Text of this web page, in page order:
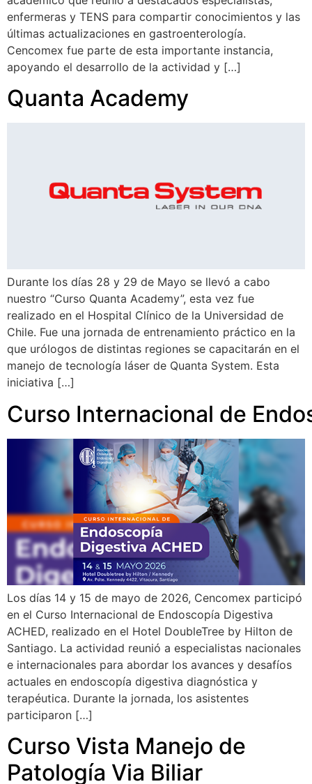
enfermeras y TENS para compartir conocimientos y las
últimas actualizaciones en gastroenterología.
Cencomex fue parte de esta importante instancia,
apoyando el desarrollo de la actividad y […]
Quanta Academy
Durante los días 28 y 29 de Mayo se llevó a cabo
nuestro “Curso Quanta Academy”, esta vez fue
realizado en el Hospital Clínico de la Universidad de
Chile. Fue una jornada de entrenamiento práctico en la
que urólogos de distintas regiones se capacitarán en el
manejo de tecnología láser de Quanta System. Esta
iniciativa […]
Curso Internacional de
Los días 14 y 15 de mayo de 2026, Cencomex participó
en el Curso Internacional de Endoscopía Digestiva
ACHED, realizado en el Hotel DoubleTree by Hilton de
Santiago. La actividad reunió a especialistas nacionales
e internacionales para abordar los avances y desafíos
actuales en endoscopía digestiva diagnóstica y
terapéutica. Durante la jornada, los asistentes
participaron […]
Curso Vista Manejo de
Patología Via Biliar